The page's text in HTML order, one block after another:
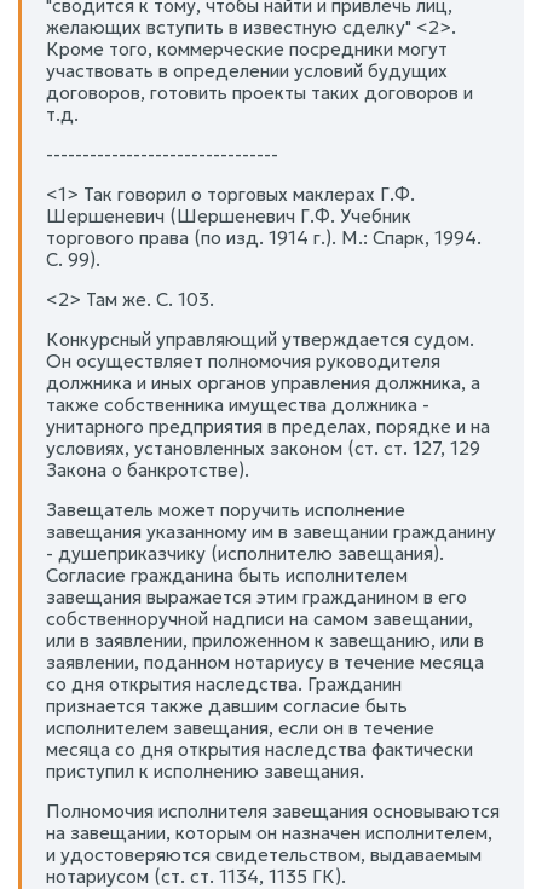
"сводится к тому, чтобы найти и привлечь лиц,
желающих вступить в известную сделку" <2>.
Кроме того, коммерческие посредники могут
участвовать в определении условий будущих
договоров, готовить проекты таких договоров и
т.д.
--------------------------------
<1> Так говорил о торговых маклерах Г.Ф.
Шершеневич (Шершеневич Г.Ф. Учебник
торгового права (по изд. 1914 г.). М.: Спарк, 1994.
С. 99).
<2> Там же. С. 103.
Конкурсный управляющий утверждается судом.
Он осуществляет полномочия руководителя
должника и иных органов управления должника, а
также собственника имущества должника -
унитарного предприятия в пределах, порядке и на
условиях, установленных законом (ст. ст. 127, 129
Закона о банкротстве).
Завещатель может поручить исполнение
завещания указанному им в завещании гражданину
- душеприказчику (исполнителю завещания).
Согласие гражданина быть исполнителем
завещания выражается этим гражданином в его
собственноручной надписи на самом завещании,
или в заявлении, приложенном к завещанию, или в
заявлении, поданном нотариусу в течение месяца
со дня открытия наследства. Гражданин
признается также давшим согласие быть
исполнителем завещания, если он в течение
месяца со дня открытия наследства фактически
приступил к исполнению завещания.
Полномочия исполнителя завещания основываются
на завещании, которым он назначен исполнителем,
и удостоверяются свидетельством, выдаваемым
нотариусом (ст. ст. 1134, 1135 ГК).